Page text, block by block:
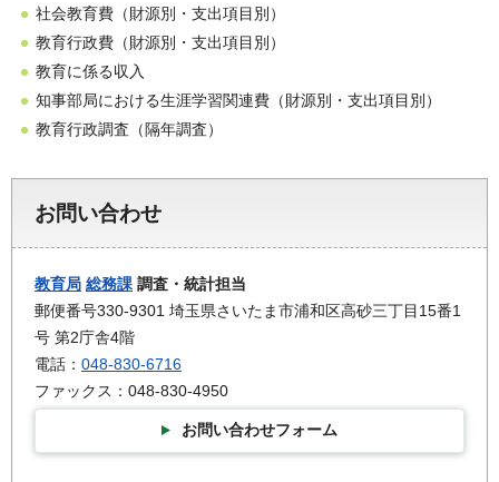
社会教育費（財源別・支出項目別）
教育行政費（財源別・支出項目別）
教育に係る収入
知事部局における生涯学習関連費（財源別・支出項目別）
教育行政調査（隔年調査）
お問い合わせ
教育局 総務課 調査・統計担当
郵便番号330-9301 埼玉県さいたま市浦和区高砂三丁目15番1
号 第2庁舎4階
電話： 048-830-6716
ファックス：048-830-4950
お問い合わせフォーム